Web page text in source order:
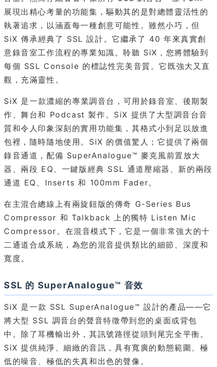
展現出精心考量的功能集，驅動其的是對總體靈活性的
執著追求，以涵蓋每一種創意可能性。雖然小巧，但
SiX 傳承經典了 SSL 設計。它繼承了 40 年來真實創
意錄音室工作流程的專業知識。聆聽 SiX，您將體驗到
每個 SSL Console 的標誌性完美音質。它既強大又直
觀，充滿靈性。
SiX 是一款濃縮的專業調音台，可用於錄音室、後期製
作、舞台和 Podcast 製作。SiX 提供了大型調音台音
質和令人印象深刻的實用功能集，其格式小到足以放進
包裡，隨時隨地使用。SiX 的價值驚人；它提供了兩個
錄音通道，配備 SuperAnalogue™ 麥克風前置放大
器、兩段 EQ、一鍵版經典 SSL 通道壓縮器、新的兩段
通道 EQ、Inserts 和 100mm Fader。
在主混合總線上有兩旋鈕版的傳奇 G-Series Bus
Compressor 和 Talkback 上的獨特 Listen Mic
Compressor。在混音模式下，它是一個非常強大的十
二通道合成系統，為您的混音提供類比的細節、深度和
寬度。
SSL 的 SuperAnalogue™ 音效
SiX 是一款 SSL SuperAnalogue™ 設計的產品——它
將大型 SSL 調音台的聲音特徵帶到您的桌面或背包
中。除了耳機輸出外，其訊號路徑從頭到尾完全平衡。
SiX 提供純淨、細緻的音訊，具有寬廣的動態範圍、極
低的噪音、極低的失真和出色的聲像。